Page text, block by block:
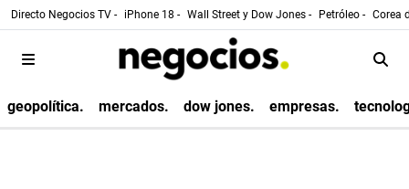
Directo Negocios TV - iPhone 18 - Wall Street y Dow Jones - Petróleo - Corea
geopolítica. mercados. dow jones. empresas.